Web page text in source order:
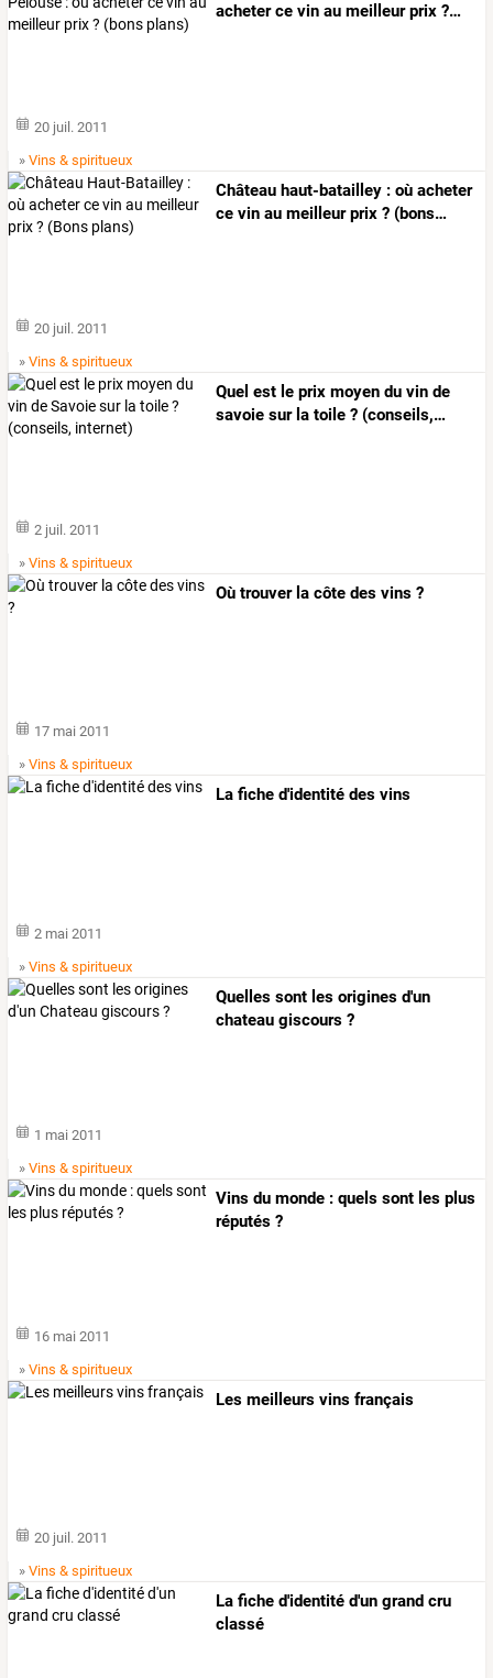
acheterce vin au meilleurprix ?…
20 juil. 2011
»Vins & spiritueux
Château haut-batailley : où acheter
ce vin au meilleurprix ? (bons…
20 juil. 2011
»Vins & spiritueux
Quel est le prix moyen du vin de
savoie surla toile ? (conseils,…
2 juil. 2011
»Vins & spiritueux
Où trouver la côte des vins ?
17 mai 2011
»Vins & spiritueux
La fiche d'identité des vins
2 mai 2011
»Vins & spiritueux
Quelles sont les origines d'un
chateau giscours ?
1 mai 2011
»Vins & spiritueux
Vins du monde : quels sont les plus
réputés ?
16 mai 2011
»Vins & spiritueux
Les meilleurs vins français
20 juil. 2011
»Vins & spiritueux
La fiche d'identité d'un grand cru
classé